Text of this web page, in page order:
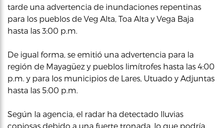
tarde una advertencia de inundaciones repentinas
para los pueblos de Veg Alta, Toa Alta y Vega Baja
hasta las 3:00 p.m.
De igual forma, se emitió una advertencia para la
región de Mayagüez y pueblos limítrofes hasta las 4:00
p.m. y para los municipios de Lares, Utuado y Adjuntas
hasta las 5:00 p.m.
Según la agencia, el radar ha detectado lluvias
copiosas debido a una fuerte tronada, lo que podría